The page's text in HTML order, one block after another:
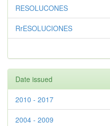
RESOLUCONES
RrESOLUCIONES
Date issued
2010 - 2017
2004 - 2009